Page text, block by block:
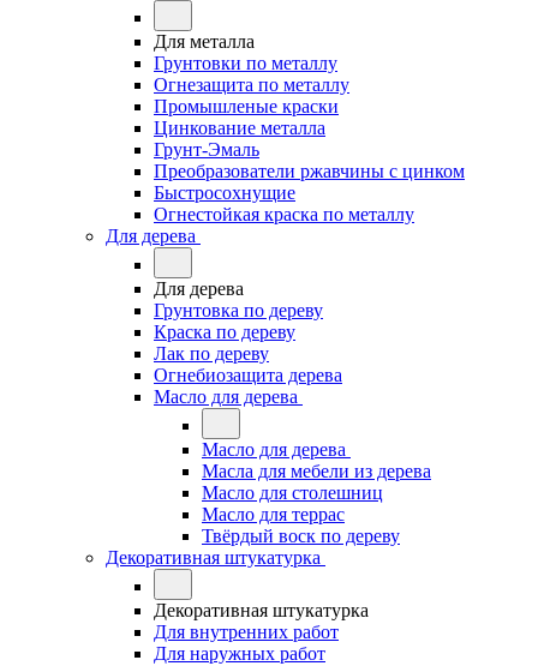
Для металла
Грунтовки по металлу
Огнезащита по металлу
Промышленые краски
Цинкование металла
Грунт-Эмаль
Преобразователи ржавчины с цинком
Быстросохнущие
Огнестойкая краска по металлу
Для дерева
Для дерева
Грунтовка по дереву
Краска по дереву
Лак по дереву
Огнебиозащита дерева
Масло для дерева
Масло для дерева
Масла для мебели из дерева
Масло для столешниц
Масло для террас
Твёрдый воск по дереву
Декоративная штукатурка
Декоративная штукатурка
Для внутренних работ
Для наружных работ